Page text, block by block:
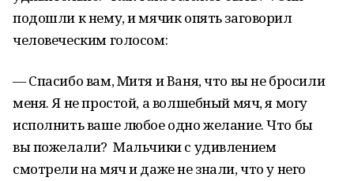
подошли к нему, и мячик опять заговорил
человеческим голосом:
— Спасибо вам, Митя и Ваня, что вы не бросили
меня. Я не простой, а волшебный мяч, я могу
исполнить ваше любое одно желание. Что бы
вы пожелали? Мальчики с удивлением
смотрели на мяч и даже не знали, что у него